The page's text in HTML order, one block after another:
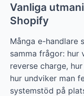
Vanliga
Shopify
Många e-handlare
samma frågor: hur
reverse charge,
hur undviker man
systemstöd på